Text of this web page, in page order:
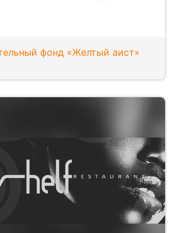
фонд «Желтый аист»